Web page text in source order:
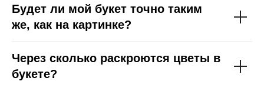
Будет ли мой букет точно таким
же, как на картинке?
Через сколько раскроются цветы в
букете?